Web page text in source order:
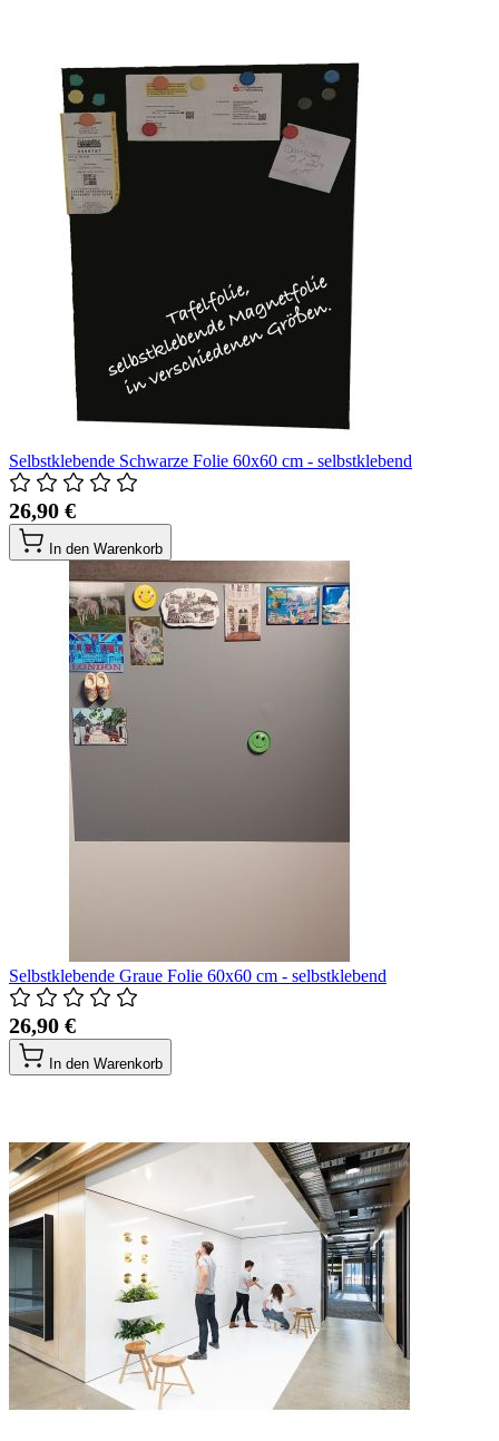
Selbstklebende Schwarze Folie 60x60 cm - selbstklebend
26,90 €
In den Warenkorb
Selbstklebende Graue Folie 60x60 cm - selbstklebend
26,90 €
In den Warenkorb